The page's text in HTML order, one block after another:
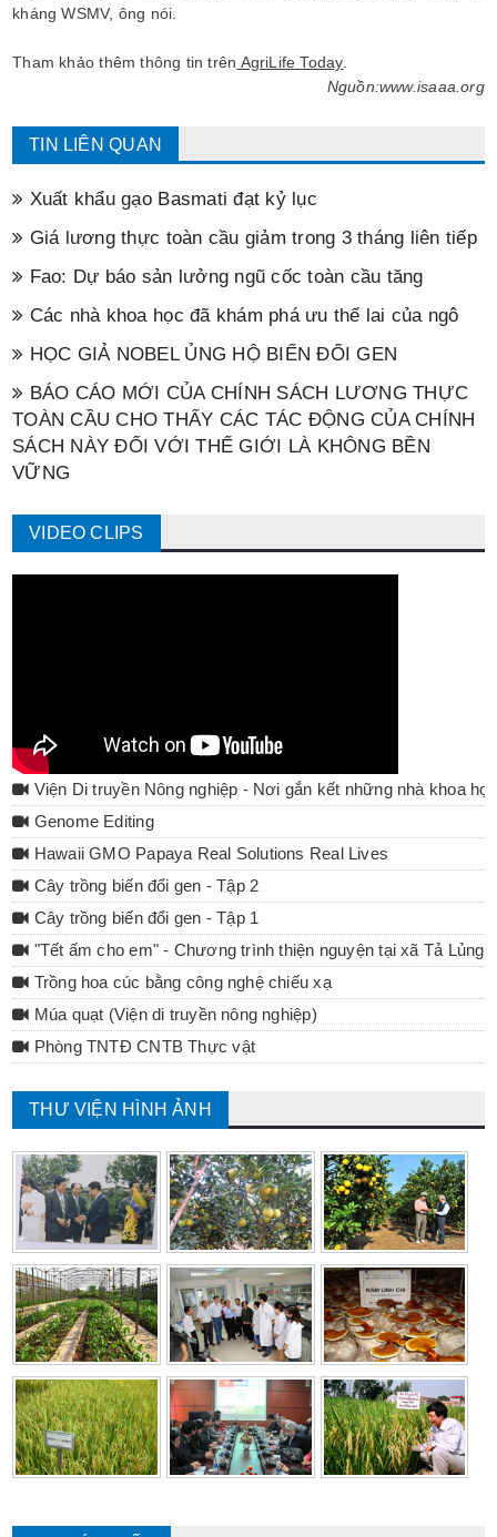
kháng WSMV, ông nói.
Tham khảo thêm thông tin trên AgriLife Today
Nguồn:www.isaaa.org
TIN LIÊN QUAN
Xuất khẩu gạo Basmati đạt kỷ lục
Giá lương thực toàn cầu giảm trong 3 tháng liên tiếp
Fao: Dự báo sản lưởng ngũ cốc toàn cầu tăng
Các nhà khoa học đã khám phá ưu thế lai của ngô
HỌC GIẢ NOBEL ỦNG HỘ BIẾN ĐỔI GEN
BÁO CÁO MỚI CỦA CHÍNH SÁCH LƯƠNG THỰC
TOÀN CẦU CHO THẤY CÁC TÁC ĐỘNG CỦA CHÍNH
SÁCH NÀY ĐỐI VỚI THẾ GIỚI LÀ KHÔNG BỀN
VỮNG
VIDEO CLIPS
Viện Di truyền Nông nghiệp - Nơi gắn kết những nhà khoa học
Genome Editing
Hawaii GMO Papaya Real Solutions Real Lives
Cây trồng biến đổi gen - Tập 2
Cây trồng biến đổi gen - Tập 1
"Tết ấm cho em" - Chương trình thiện nguyện tại xã Tả Lủng
Trồng hoa cúc bằng công nghệ chiếu xạ
Múa quạt (Viện di truyền nông nghiệp)
Phòng TNTĐ CNTB Thực vật
THƯ VIỆN HÌNH ẢNH